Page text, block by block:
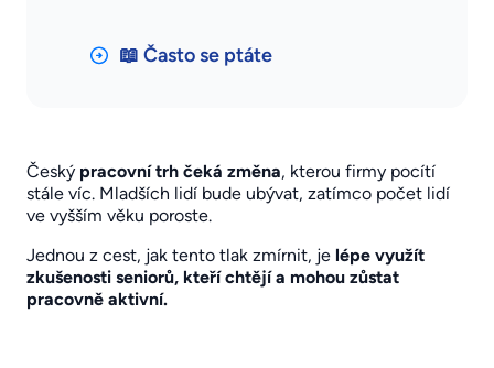
📖 Často se ptáte
Český pracovní trh čeká změna, kterou firmy pocítí
stále víc. Mladších lidí bude ubývat, zatímco počet lidí
ve vyšším věku poroste.
Jednou z cest, jak tento tlak zmírnit, je lépe využít
zkušenosti seniorů, kteří chtějí a mohou zůstat
pracovně aktivní.